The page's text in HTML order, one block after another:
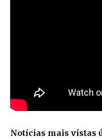
Notícias mais vistas